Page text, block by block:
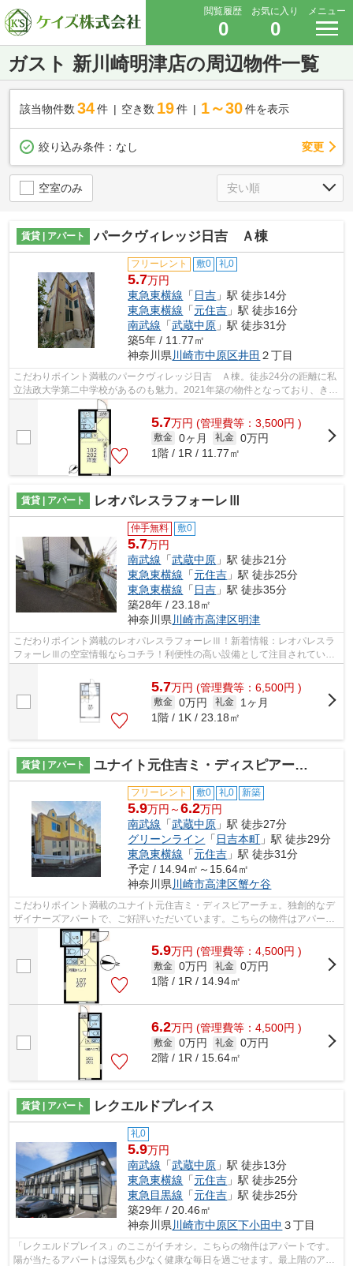
閲覧履歴
0
お気に入り
0
メニュー
ガスト 新川崎明津店の周辺物件一覧
該当物件数 34件 空き数 19 件 1～30 件を表示
絞り込み条件： なし 変更
空室のみ
賃貸 | アパート パークヴィレッジ日吉 Ａ棟
フリーレント 敷0 礼0
5.7万円
東急東横線 「 日吉 」駅 徒歩14分
東急東横線 「元住吉 」駅 徒歩16分
南武線 「武蔵中原 」駅 徒歩31分
築5年 / 11.77㎡
神奈川県川崎市中原区井田 ２丁目
こだわりポイント満載のパークヴィレッジ日吉 Ａ棟。徒歩24分の距離に私
立法政大学第二中学校があるのも魅力。2021年築の物件となっており、きれ
いな室内が魅力となっています。付近...
5.7万円 (管理費等：3,500円 )
敷金 0ヶ月 礼金 0万円
1階 / 1R / 11.77㎡
賃貸 | アパート レオパレスラフォーレⅢ
仲手無料 敷0
5.7万円
南武線 「武蔵中原 」駅 徒歩21分
東急東横線 「元住吉 」駅 徒歩25分
東急東横線 「 日吉 」駅 徒歩35分
築28年 / 23.18㎡
神奈川県 川崎市高津区明津
こだわりポイント満載のレオパレスラフォーレⅢ！新着情報：レオパレスラ
フォーレⅢの空室情報ならコチラ！利便性の高い設備として注目されている
5.7万円 (管理費等：6,500円 )
敷金 0万円 礼金
1ヶ月
1階 / 1K / 23.18㎡
賃貸 | アパート ユナイト元住吉ミ・ディスピアーチェ
フリーレント 敷0 礼0 新築
5.9万円～6.2万円
南武線 「武蔵中原 」駅 徒歩27分
グリーンライン 「 日吉本町 」駅 徒歩29分
東急東横線 「元住吉 」駅 徒歩31分
予定 / 14.94㎡～15.64㎡
神奈川県 川崎市高津区蟹ケ谷
こだわりポイント満載のユナイト元住吉ミ・ディスピアーチェ。独創的なデ
ザイナーズアパートで、ご好評いただいています。こちらの物件はアパート
です。2駅利用可能な利便性の高いアパ...
5.9万円 (管理費等：4,500円 )
敷金 0万円 礼金 0万円
1階 / 1R / 14.94㎡
6.2万円 (管理費等：4,500円 )
敷金 0万円 礼金 0万円
2階 / 1R / 15.64㎡
賃貸 | アパート レクエルドプレイス
礼0
5.9万円
南武線 「武蔵中原 」駅 徒歩13分
東急東横線 「元住吉 」駅 徒歩25分
東急目黒線 「元住吉 」駅 徒歩25分
築29年 / 20.46㎡
神奈川県 川崎市中原区下小田中 ３丁目
「レクエルドプレイス」のここがイチオシ。こちらの物件はアパートです。
陽が当たるアパートは湿気も少なく健康な毎日を過ごせます。最上階のアパ